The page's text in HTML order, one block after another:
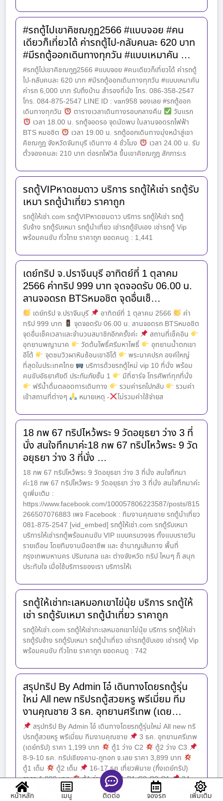
#รถตู้ไปเขาคิชฌกูฏ2566 #แบบจอย #คน
เดียวก็เที่ยวได้ ค่ารถตู้ไป-กลับคนละ 620 บาท
#มีรถตู้ออกเดินทางทุกวัน #แบบเหมาคัน …
#รถตู้ไปเขาคิชฌกูฏ2566 #แบบจอย #คนเดียวก็เที่ยวได้ ค่ารถตู้
ไป-กลับคนละ 620 บาท #มีรถตู้ออกเดินทางทุกวัน #แบบเหมาคัน
ค่ารถ 6,000 บาท รับถึงบ้าน สำรองที่นั่ง โทร. 086-358-2547
โทร. 084-875-2547 LINE ID : van958 จองเลย #รถตู้ออก
เดินทางทุกวัน
ตารางเวลาเดินทางรอบกลางคืน
วันแรก
เวลา 18.00 น. รถตู้จอดรอ จุดนัดพบ ในลานจอดรถไฟฟ้า
BTS หมอชิต
เวลา 19.00 น. รถตู้ออกเดินทางมุ่งหน้าสู่เขา
คิชฌกูฏ จังหวัดจันทบุรี เดินทาง 4 ชั่วโมง
เวลา 24.00 น. รับ
ตั๋วจองคนละ 210 บาท ต่อรถโฟวิล ขึ้นเขาคิชฌกูฏ สักการะร
รถตู้VIPหาดชมดาว บริการ รถตู้ให้เช่า รถตู้รับ
เหมา รถตู้นำเที่ยว ราคาถูก
รถตู้ให้เช่า.com รถตู้VIPหาดชมดาว บริการ รถตู้ให้เช่า รถตู้
รับจ้าง รถตู้รับเหมา รถตู้นำเที่ยว เช่ารถตู้ขับเอง เช่ารถตู้ Vip
พร้อมคนขับ ทั่วไทย ราคาถูก ยอดคนดู : 1,441
เดย์ทริป จ.ปราจีนบุรี อาทิตย์ที่ 1 ตุลาคม
2566 ค่าทริป 999 บาท จุดจอดรับ 06.00 น.
ลานจอดรถ BTSหมอชิต จุดอื่นเช็…
เดย์ทริป จ.ปราจีนบุรี อาทิตย์ที่ 1 ตุลาคม 2566
ค่า
ทริป 999 บาท
จุดจอดรับ 06.00 น. ลานจอดรถ BTSหมอชิต
จุดอื่นเช็คเวลาและจำนวนสมาชิกอีกครั้งค่ะ
สถานที่เช็คอิน
อุทยานพญานาค
วัดต้นโพธิ์ศรีมหาโพธิ์
อุทยานน้ำตกเขา
อีโต้
จุดชมวิวผาหินซ้อนเขาอีโต้
พระนาคปรก องค์ใหญ่
ที่สุดในประเทศไทย
บริการด้วยรถตู้ใหม่ vip 10 ที่นั่ง พร้อม
คนขับอัธยาศัยดี ประกันภัยชั้น 1
มีที่ชาร์จ โทรศัพท์ทุกที่นั่ง
ฟรีน้ำดื่มตลอดการเดินทาง
รวมค่ารถไปกลับ
รวมค่า
เข้าสถานที่ต่างๆ
หมายเหตุ - ไม่รวมค่าใช้จ่ายส
18 กพ 67 ทริปไหว้พระ 9 วัดอยุธยา ว่าง 3 ที่
นั่ง สนใจทึกมาค่ะ18 กพ 67 ทริปไหว้พระ 9 วัด
อยุธยา ว่าง 3 ที่นั่ง …
18 กพ 67 ทริปไหว้พระ 9 วัดอยุธยา ว่าง 3 ที่นั่ง สนใจทึกมา
ค่ะ18 กพ 67 ทริปไหว้พระ 9 วัดอยุธยา ว่าง 3 ที่นั่ง สนใจทึกมาค่ะ
ดูเพิ่มเติม :
https://www.facebook.com/100057806223587/posts/815
266507076883 เพจ Facebook : ทีมงานคุณชาย รถตู้นำเที่ยว
081-875-2547 [vid_embed] รถตู้ให้เช่า.com รถตู้รับเหมา
บริการให้เช่ารถตู้พร้อมคนขับ VIP แบบครบวงจร ทั้งแบบรายวัน
รายเดือน โดยทีมงานมืออาชีพ และ ชำนาญเส้นทาง พื้นที่
กรุงเทพมหานคร ปริมณฑล และ ต่างจังหวัด ทริป ไหนๆ ก็ สนุก
ประทับใจ เมื่อใช้บริการของเรา บริการให้เ
รถตู้ให้เช่าทะเลหมอกเขาไข่นุ้ย บริการ รถตู้ให้
เช่า รถตู้รับเหมา รถตู้นำเที่ยว ราคาถูก
รถตู้ให้เช่า.com รถตู้ให้เช่าทะเลหมอกเขาไข่นุ้ย บริการ รถตู้ให้เช่า
รถตู้รับจ้าง รถตู้รับเหมา รถตู้นำเที่ยว เช่ารถตู้ขับเอง เช่ารถตู้ Vip
พร้อมคนขับ ทั่วไทย ราคาถูก ยอดคนดู : 742
สรุปทริป By Admin โอ๋ เดินทางโดยรถตู้รุ่น
ใหม่ All new ทริปรถตู้สวยหรู พรีเมี่ยม ทีม
งานคุณชาย 3 ธค. อุทยานศรีเทพ (เดย…
สรุปทริป By Admin โอ๋ เดินทางโดยรถตู้รุ่นใหม่ All new ทริ
ปรถตู้สวยหรู พรีเมี่ยม ทีมงานคุณชาย
3 ธค. อุทยานศรีเทพ
(เดย์ทริป) ราคา 1,199 บาท
ตู้1 ว่าง C2
ตู้2 ว่าง C3
8-9-10 ธค. ทริปเชียงคาน-ภูทอก จ.เลย ราคา 3,899 บาท
ตู้1 เต็ม
ตู้2 เต็ม
16-17 ธค เที่ยวพิมาย (กึ่งเดย์ทริป)
ราคา 1,899 บาท
ตู้1 ว่าง A2-A1-B1-C3-C2-C1
24
ธค. จิมทอมสัน ปากช่อง นครราชสีมา ราคา 1,499 บาท(ไม่รวม
หน้าหลัก เมนู ติดต่อ จองรถ เพิ่มเติม